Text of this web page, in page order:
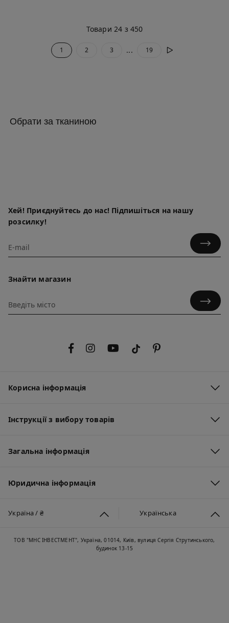
Товари 24 з 450
1 2 3 ... 19
Обрати за тканиною
Хей! Приєднуйтесь до нас! Підпишіться на нашу
розсилку!
Знайти магазин
Корисна інформація
Інструкції з вибору товарів
Загальна інформація
Юридична інформація
Україна / ₴ Українська
ТОВ "МНС ІНВЕСТМЕНТ", Україна, 01014, Київ, вулиця Сергія Струтинського,
будинок 13-15